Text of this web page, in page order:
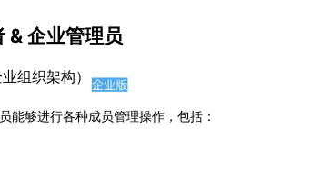
& 企业管理员
组织架构）
能够进行各种成员管理操作，包括：